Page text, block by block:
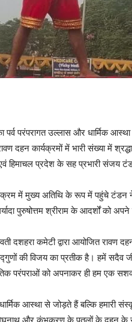
परंपरागत उल्लास और धार्मिक
दहन कार्यक्रमों में भारी संख्या में
एवं हिमाचल प्रदेश के सह प्रभारी संजय
में मुख्य अतिथि के रूप में पहुंचे टंडन
पुरुषोत्तम श्रीराम के आदर्शों को
दशहरा कमेटी द्वारा आयोजित रावण
की विजय का प्रतीक है। हमें सदैव
परंपराओं को अपनाकर ही हम एक
आस्था से जोड़ते हैं बल्कि हमारी